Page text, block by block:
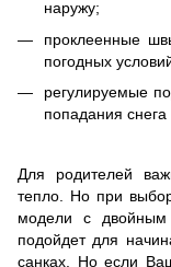
наружу;
проклеенные
погодных
регулируемые
попадания снега
Для родителей
тепло. Но при
модели с двойным
подойдет для
санках. Но если